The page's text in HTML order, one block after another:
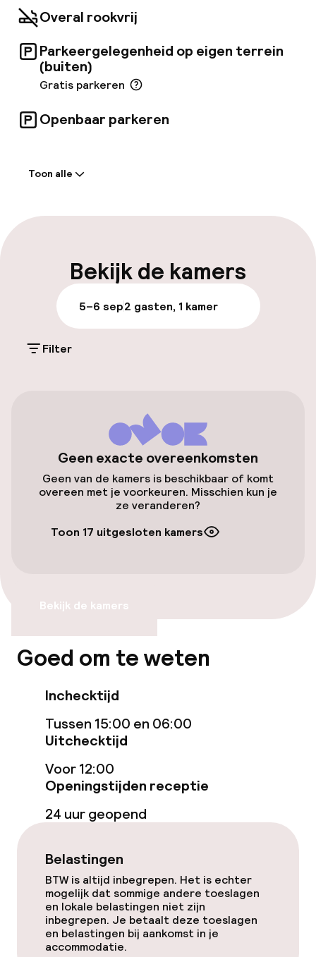
Overal rookvrij
Parkeergelegenheid op eigen terrein
(buiten)
Gratis parkeren
Openbaar parkeren
Meertalige medewerkers
Parkeren & mobiliteit
Parkeergelegenheid op eigen terrein
(buiten)
Gratis parkeren
Fietsenstalling
Toegankelijkheid
Zwemmen & wellness
Stoombad
Spa behandelingen
Fitnessruimte / gym
Entertainment
Gratis wifi
Eet- en drinkgelegenheden
Restaurant
Bar
Eet- en drinkdiensten
Toon alle
Bekijk de kamers
5–6 sep2 gasten, 1 kamer
Filter
Geen exacte overeenkomsten
Geen van de kamers is beschikbaar of komt
overeen met je voorkeuren. Misschien kun je
ze veranderen?
Toon 17 uitgesloten kamers
Bekijk de kamers
Goed om te weten
Inchecktijd
Tussen 15:00 en 06:00
Uitchecktijd
Voor 12:00
Openingstijden receptie
24 uur geopend
Belastingen
BTW is altijd inbegrepen. Het is echter
mogelijk dat sommige andere toeslagen
en lokale belastingen niet zijn
inbegrepen. Je betaalt deze toeslagen
en belastingen bij aankomst in je
accommodatie.